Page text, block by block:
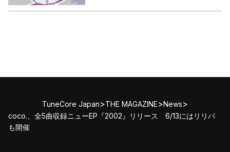
TuneCore Japan>THE MAGAZINE>News>
coco.、全5曲収録ニューEP『2002』リリース 6/13にはリリパ
も開催